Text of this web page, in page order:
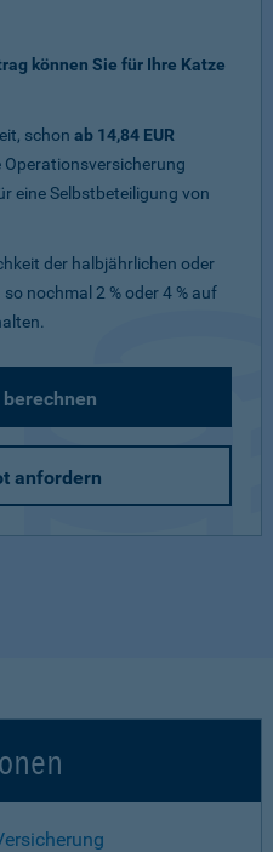
können Sie für Ihre Katze
schon ab 14,84 EUR
eine Selbstbeteiligung von
der halbjährlichen oder
nochmal 2 % oder 4 % auf
anfordern